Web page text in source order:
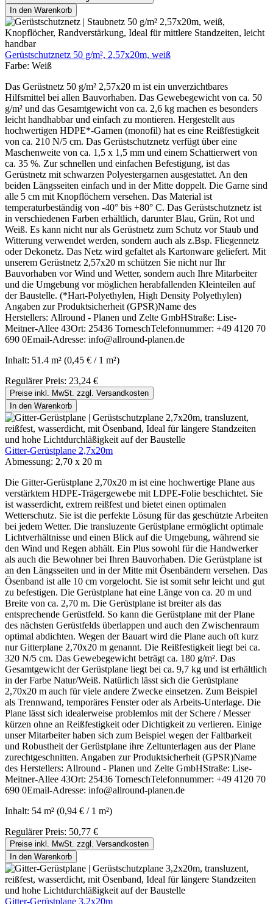
In den Warenkorb
Gerüstschutznetz 50 g/m², 2,57x20m, weiß
Farbe: Weiß
Das Gerüstnetz 50 g/m² 2,57x20 m ist ein unverzichtbares
Hilfsmittel bei allen Bauvorhaben. Das Gewebegewicht von ca. 50
g/m² und das Gesamtgewicht von ca. 2,6 kg machen es besonders
leicht handhabbar und einfach zu montieren. Hergestellt aus
hochwertigen HDPE*-Garnen (monofil) hat es eine Reißfestigkeit
von ca. 210 N/5 cm. Das Gerüstschutznetz verfügt über eine
Maschenweite von ca. 1,5 x 1,5 mm und einem Schattierwert von
ca. 35 %. Zur schnellen und einfachen Befestigung, ist das
Gerüstnetz mit schwarzen Polyestergarnen ausgestattet. An den
beiden Längsseiten einfach und in der Mitte doppelt. Die Garne sind
alle 5 cm mit Knopflöchern versehen. Das Material ist
temperaturbeständig von -40° bis +80° C. Das Gerüstschutznetz ist
in verschiedenen Farben erhältlich, darunter Blau, Grün, Rot und
Weiß. Es kann nicht nur als Gerüstnetz zum Schutz vor Staub und
Witterung verwendet werden, sondern auch als z.Bsp. Fliegennetz
oder Dekonetz. Das Netz wird gefaltet als Kartonware geliefert. Mit
unserem Gerüstnetz 2,57x20 m schützen Sie nicht nur Ihr
Bauvorhaben vor Wind und Wetter, sondern auch Ihre Mitarbeiter
und die Umgebung vor möglichen herabfallenden Kleinteilen auf
der Baustelle. (*Hart-Polyethylen, High Density Polyethylen)
Angaben zur Produktsicherheit (GPSR)Name des
Herstellers: Allround - Planen und Zelte GmbHStraße: Lise-
Meitner-Allee 43Ort: 25436 TorneschTelefonnummer: +49 4120 70
690 0Email-Adresse: info@allround-planen.de
Inhalt: 51.4 m² (0,45 € / 1 m²)
Regulärer Preis: 23,24 €
Preise inkl. MwSt. zzgl. Versandkosten
In den Warenkorb
Gitter-Gerüstplane 2,7x20m
Abmessung: 2,70 x 20 m
Die Gitter-Gerüstplane 2,70x20 m ist eine hochwertige Plane aus
verstärktem HDPE-Trägergewebe mit LDPE-Folie beschichtet. Sie
ist wasserdicht, extrem reißfest und bietet einen optimalen
Wetterschutz. Sie ist die perfekte Lösung für das geschützte Arbeiten
bei jedem Wetter. Die transluzente Gerüstplane ermöglicht optimale
Lichtverhältnisse und einen Blick auf die Umgebung, während sie
den Wind und Regen abhält. Ein Plus sowohl für die Handwerker
als auch die Bewohner bei Ihren Bauvorhaben. Die Gerüstplane ist
an den Längsseiten und in der Mitte mit Ösenbändern versehen. Das
Ösenband ist alle 10 cm vorgelocht. Sie ist somit sehr leicht und gut
zu befestigen. Die Gerüstplane hat eine Länge von ca. 20 m und
Breite von ca. 2,70 m. Die Gerüstplane ist breiter als das
entsprechende Gerüstfeld. So kann die Gerüstplane mit der Plane
des nächsten Gerüstfelds überlappen und auch den Zwischenraum
optimal abdichten. Wegen der Bauart wird die Plane auch oft kurz
nur Gitterplane 2,70x20 m genannt. Die Reißfestigkeit liegt bei ca.
320 N/5 cm. Das Gewebegewicht beträgt ca. 180 g/m². Das
Gesamtgewicht der Gerüstplane liegt bei ca. 9,7 kg und ist erhältlich
in der Farbe Natur/Weiß. Natürlich lässt sich die Gerüstplane
2,70x20 m auch für viele andere Zwecke einsetzen. Zum Beispiel
als Trennwand, temporäres Fenster oder als Arbeits-Unterlage. Die
Plane lässt sich idealerweise problemlos mit der Schere / Messer
kürzen ohne an Reißfestigkeit oder Dichtigkeit zu verlieren. Einige
unser Mitarbeiter haben sich zum Beispiel wegen der Faltbarkeit
und Robustheit der Gerüstplane ihre Zeltunterlagen aus der Plane
zurechtgeschnitten. Angaben zur Produktsicherheit (GPSR)Name
des Herstellers: Allround - Planen und Zelte GmbHStraße: Lise-
Meitner-Allee 43Ort: 25436 TorneschTelefonnummer: +49 4120 70
690 0Email-Adresse: info@allround-planen.de
Inhalt: 54 m² (0,94 € / 1 m²)
Regulärer Preis: 50,77 €
Preise inkl. MwSt. zzgl. Versandkosten
In den Warenkorb
Gitter-Gerüstplane 3,2x20m